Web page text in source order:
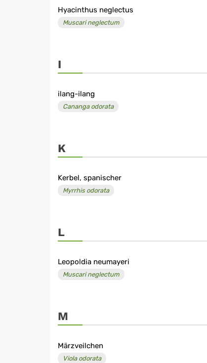
Hyacinthus neglectus
Muscari neglectum
I
ilang-ilang
Cananga odorata
K
Kerbel, spanischer
Myrrhis odorata
L
Leopoldia neumayeri
Muscari neglectum
M
Märzveilchen
Viola odorata